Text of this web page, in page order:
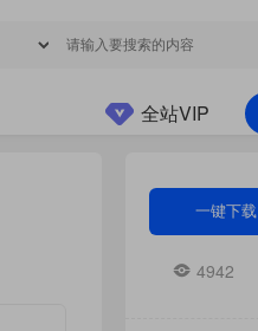
全站VIP
一键下载
4942